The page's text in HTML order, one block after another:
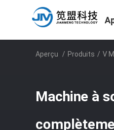
Aperçu / Produits / V
Machine à